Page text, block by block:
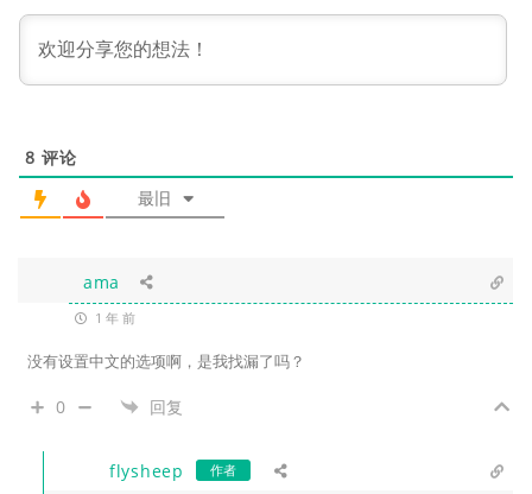
8 评论
最旧
ama
1 年 前
没有设置中文的选项啊，是我找漏了吗？
0 回复
flysheep 作者